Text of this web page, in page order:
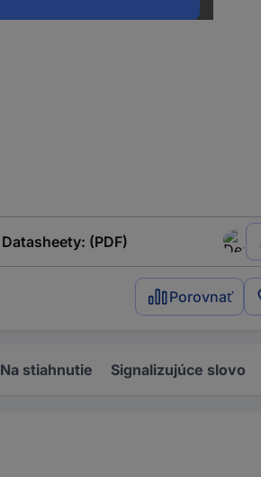
Datasheety: (PDF)
Porovnať
Na stiahnutie Signalizujúce slovo